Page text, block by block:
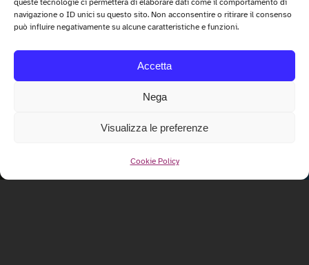
queste tecnologie ci permetterà di elaborare dati come il comportamento di
navigazione o ID unici su questo sito. Non acconsentire o ritirare il consenso
può influire negativamente su alcune caratteristiche e funzioni.
Accetta
Nega
Visualizza le preferenze
Cookie Policy